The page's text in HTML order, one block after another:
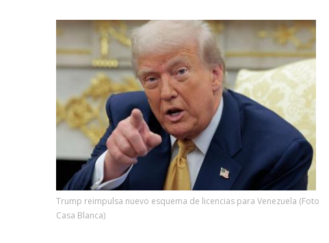
Trump reimpulsa nuevo esquema de licencias para Venezuela (Foto
Casa Blanca)